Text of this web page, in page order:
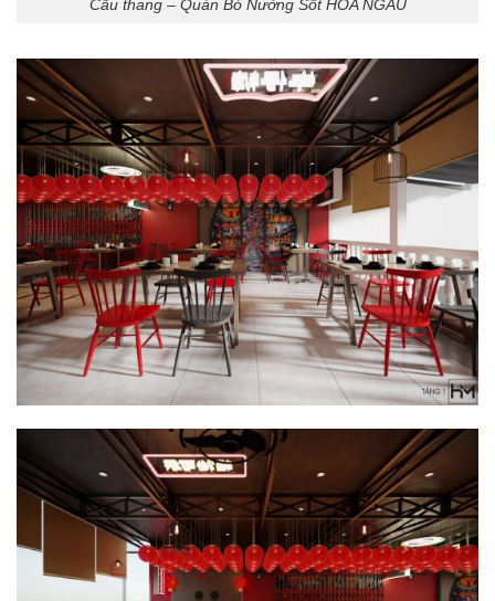
Cầu thang – Quán Bò Nướng Sốt HỎA NGẦU